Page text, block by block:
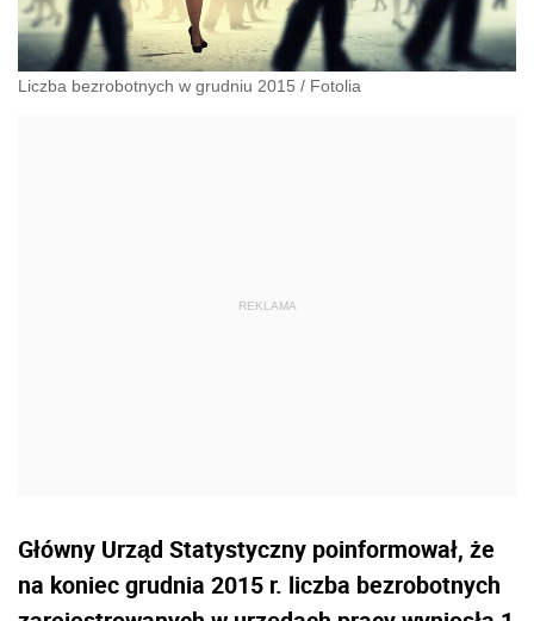
Liczba bezrobotnych w grudniu 2015 / Fotolia
Główny Urząd Statystyczny poinformował, że
na koniec grudnia 2015 r. liczba bezrobotnych